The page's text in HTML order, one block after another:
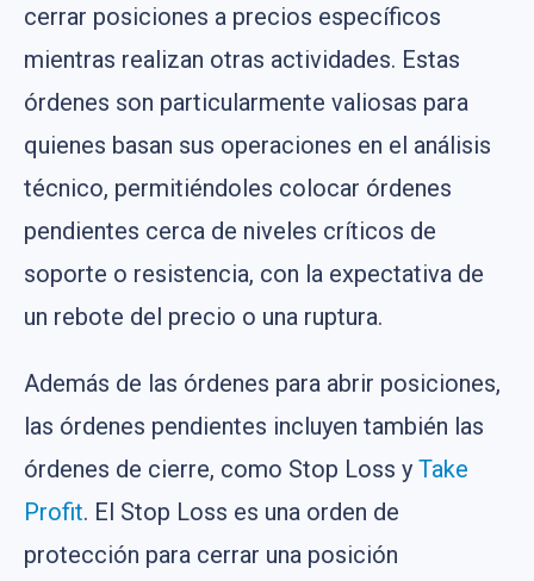
cerrar posiciones a precios específicos
mientras realizan otras actividades. Estas
órdenes son particularmente valiosas para
quienes basan sus operaciones en el análisis
técnico, permitiéndoles colocar órdenes
pendientes cerca de niveles críticos de
soporte o resistencia, con la expectativa de
un rebote del precio o una ruptura.
Además de las órdenes para abrir posiciones,
las órdenes pendientes incluyen también las
órdenes de cierre, como Stop Loss y Take
Profit. El Stop Loss es una orden de
protección para cerrar una posición